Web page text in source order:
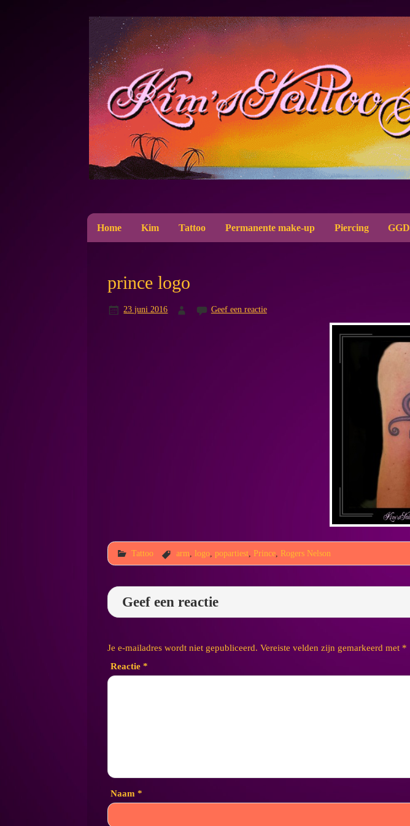
Home Kim Tattoo Permanente make-up Piercing GGD
prince logo
23 juni 2016 Geef een reactie
Tattoo arm logo popartiest Prince Rogers Nelson
Geef een reactie
Je e-mailadres wordt niet gepubliceerd. Vereiste velden zijn gemarkeerd met *
Reactie *
Naam *